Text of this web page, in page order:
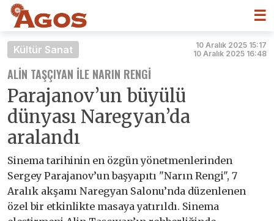
☰
Kültür Sanat
10 Aralık 2025 15:17
10 Aralık 2025 16:48
ALIN TAŞÇIYAN ILE NARIN RENGI
Parajanov’un büyülü
dünyası Naregyan’da
aralandı
Sinema tarihinin en özgün yönetmenlerinden
Sergey Parajanov’un başyapıtı "Narın Rengi", 7
Aralık akşamı Naregyan Salonu’nda düzenlenen
özel bir etkinlikte masaya yatırıldı. Sinema